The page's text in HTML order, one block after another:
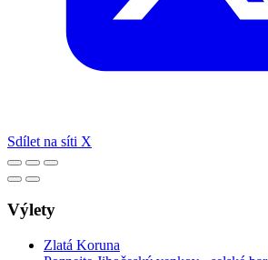
Sdílet na síti X
Výlety
Zlatá Koruna